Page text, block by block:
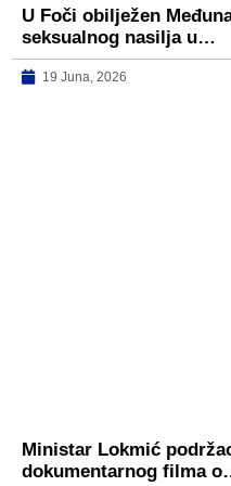
U Foči obilježen
seksualnog nasilja u…
19 Juna, 2026
Ministar Lokmić
dokumentarnog filma